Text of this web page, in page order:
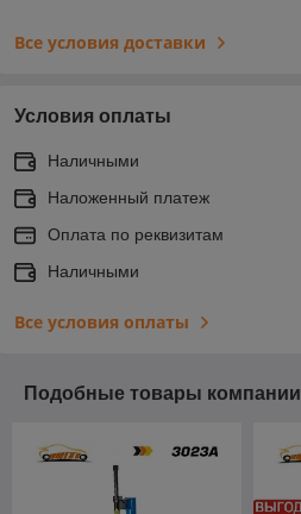
Все условия доставки
Условия оплаты
Наличными
Наложенный платеж
Оплата по реквизитам
Наличными
Все условия оплаты
Подобные товары компании